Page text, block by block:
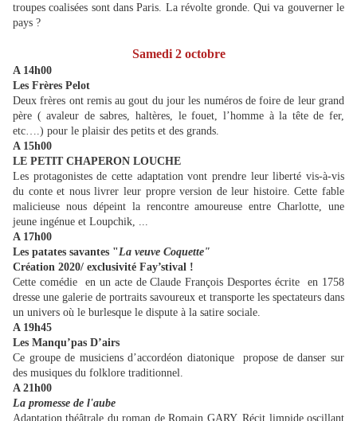
troupes coalisées sont dans Paris. La révolte gronde. Qui va gouverner le
pays ?
Samedi 2 octobre
A 14h00
Les Frères Pelot
Deux frères ont remis au gout du jour les numéros de foire de leur grand
père ( avaleur de sabres, haltères, le fouet, l’homme à la tête de fer,
etc….) pour le plaisir des petits et des grands.
A 15h00
LE PETIT CHAPERON LOUCHE
Les protagonistes de cette adaptation vont prendre leur liberté vis-à-vis
du conte et nous livrer leur propre version de leur histoire. Cette fable
malicieuse nous dépeint la rencontre amoureuse entre Charlotte, une
jeune ingénue et Loupchik, ...
A 17h00
Les patates savantes "La veuve Coquette"
Création 2020/ exclusivité Fay’stival !
Cette comédie en un acte de Claude François Desportes écrite en 1758
dresse une galerie de portraits savoureux et transporte les spectateurs dans
un univers où le burlesque le dispute à la satire sociale.
A 19h45
Les Manqu’pas D’airs
Ce groupe de musiciens d’accordéon diatonique propose de danser sur
des musiques du folklore traditionnel.
A 21h00
La promesse de l'aube
Adaptation théâtrale du roman de Romain GARY. Récit limpide oscillant